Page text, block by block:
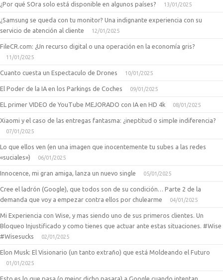
¿Por qué SOra solo está disponible en algunos países? 13/01/2025
¿Samsung se queda con tu monitor? Una indignante experiencia con su
servicio de atención al cliente
12/01/2025
FileCR.com: ¿Un recurso digital o una operación en la economía gris?
11/01/2025
Cuanto cuesta un Espectaculo de Drones 10/01/2025
El Poder de la IA en los Parkings de Coches 09/01/2025
EL primer VIDEO de YouTube MEJORADO con IA en HD 4k 08/01/2025
Xiaomi y el caso de las entregas fantasma: ¿ineptitud o simple indiferencia?
07/01/2025
Lo que ellos ven (en una imagen que inocentemente tu subes a las redes
«suciales»)
06/01/2025
Innocence, mi gran amiga, lanza un nuevo single 05/01/2025
Cree el ladrón (Google), que todos son de su condición… Parte 2 de la
demanda que voy a empezar contra ellos por chulearme
04/01/2025
Mi Experiencia con Wise, y mas siendo uno de sus primeros clientes. Un
Bloqueo Injustificado y como tienes que actuar ante estas situaciones. #Wise
#Wisesucks
02/01/2025
Elon Musk: El Visionario (un tanto extraño) que está Moldeando el Futuro
01/01/2025
Esto es lo que pasa (o mejor dicho pasara) a Google cuando intentan